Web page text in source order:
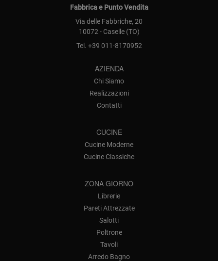
Fabbrica e Punto Vendita
Via delle Fabbriche, 20
10072 - Caselle (TO)
Tel. +39 011-8170952
AZIENDA
Chi Siamo
Realizzazioni
Contatti
CUCINE
Cucine Moderne
Cucine Classiche
ZONA GIORNO
Librerie
Pareti Attrezzate
Salotti
Poltrone
Tavoli
Arredo Bagno